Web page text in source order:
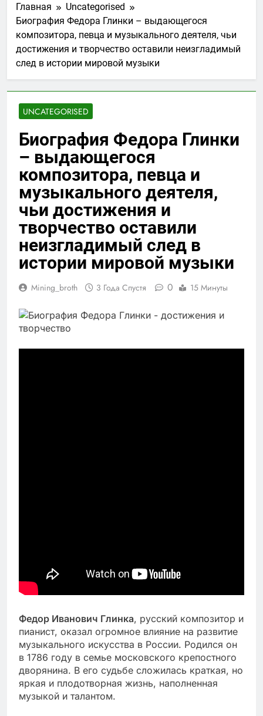
Главная
Uncategorised
Биография Федора Глинки – выдающегося
композитора, певца и музыкального деятеля, чьи
достижения и творчество оставили неизгладимый
след в истории мировой музыки
UNCATEGORISED
Биография Федора Глинки
– выдающегося
композитора, певца и
музыкального деятеля,
чьи достижения и
творчество оставили
неизгладимый след в
истории мировой музыки
Mining_broth 3 Года Спустя 0 15 Минуты
Федор Иванович Глинка, русский композитор и
пианист, оказал огромное влияние на развитие
музыкального искусства в России. Родился он
в 1786 году в семье московского крепостного
дворянина. В его судьбе сложилась краткая, но
яркая и плодотворная жизнь, наполненная
музыкой и талантом.